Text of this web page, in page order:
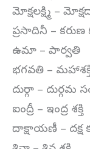
మోక్షలక్ష్మి –
ప్రసాదినీ – కరుణ
ఉమా – పార్వతి
భగవతి –
దుర్గా – దుర్గమ
ఐంద్రీ – ఇంద్ర శక్తి
దాక్షాయణీ – దక్ష